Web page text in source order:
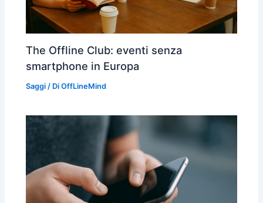
The Offline Club: eventi senza
smartphone in Europa
Saggi / DiOffLineMind